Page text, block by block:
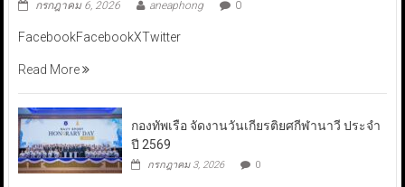
กรกฎาคม 6, 2026 aneaphong 0
FacebookFacebookXTwitter
Read More
กองทัพเรือ จัดงานวันเกียรติยศกีฬานาวี ประจำ
ปี 2569
กรกฎาคม 3, 2026 0